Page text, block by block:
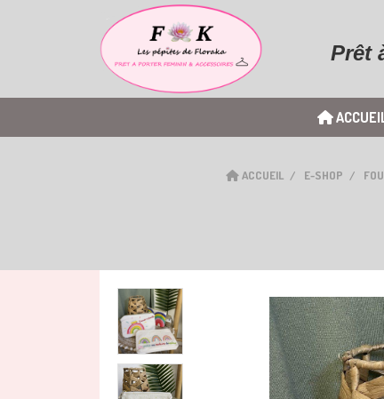
Prêt
ACCUEIL E-SHOP